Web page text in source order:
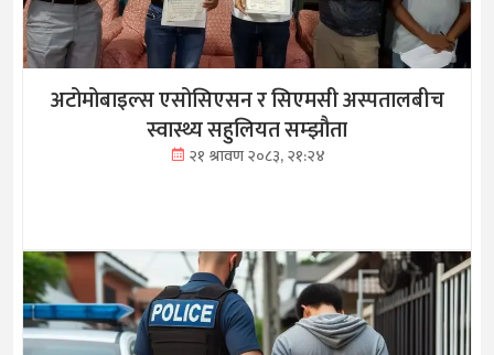
अटोमोबाइल्स एसोसिएसन र सिएमसी अस्पतालबीच
स्वास्थ्य सहुलियत सम्झौता
२१ श्रावण २०८३, २१:२४